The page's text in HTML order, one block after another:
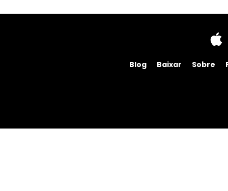
Blog Baixar Sobre